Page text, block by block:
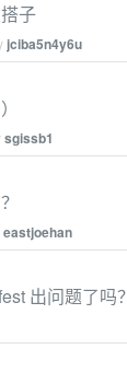
子
jciba5n4y6u
sgissb1
eastjoehan
出问题了吗？